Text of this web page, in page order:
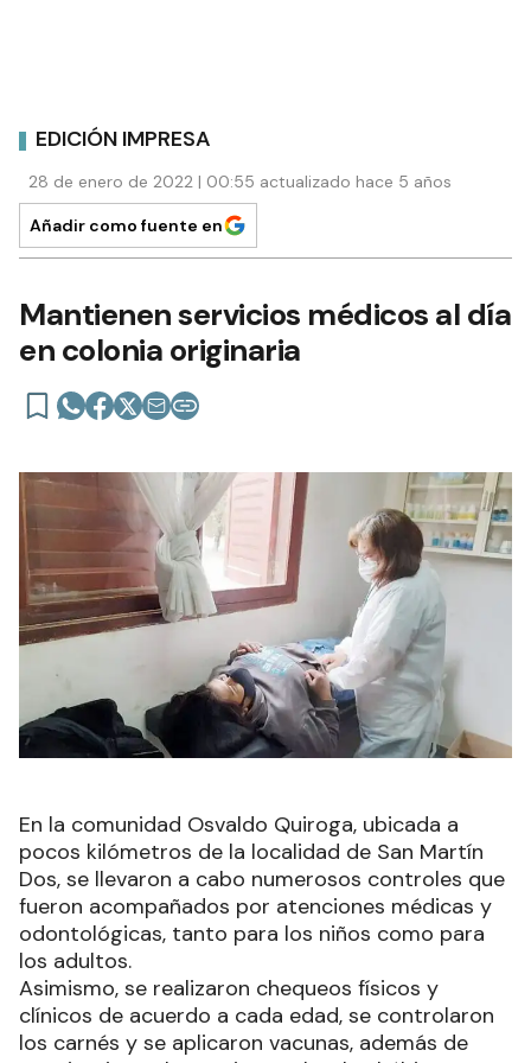
EDICIÓN IMPRESA
28 de enero de 2022 | 00:55 actualizado hace 5 años
Añadir como fuente en
Mantienen servicios médicos al día
en colonia originaria
En la comunidad Osvaldo Quiroga, ubicada a
pocos kilómetros de la localidad de San Martín
Dos, se llevaron a cabo numerosos controles que
fueron acompañados por atenciones médicas y
odontológicas, tanto para los niños como para
los adultos.
Asimismo, se realizaron chequeos físicos y
clínicos de acuerdo a cada edad, se controlaron
los carnés y se aplicaron vacunas, además de